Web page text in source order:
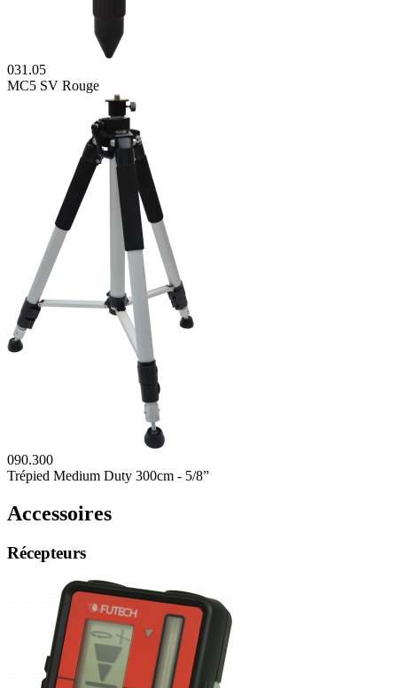
031.05
MC5 SV Rouge
090.300
Trépied Medium Duty 300cm - 5/8”
Accessoires
Récepteurs